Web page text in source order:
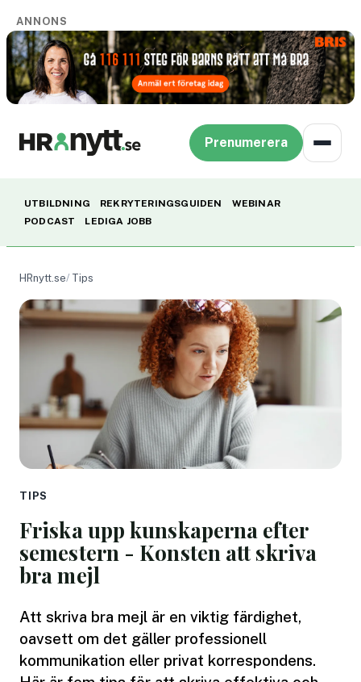
ANNONS
Prenumerera
UTBILDNING REKRYTERINGSGUIDEN
WEBINAR
PODCAST
LEDIGA JOBB
HRnytt.se Tips
TIPS
Friska upp kunskaperna efter
semestern - Konsten att skriva
bra mejl
Att skriva bra mejl är en viktig färdighet,
oavsett om det gäller professionell
kommunikation eller privat korrespondens.